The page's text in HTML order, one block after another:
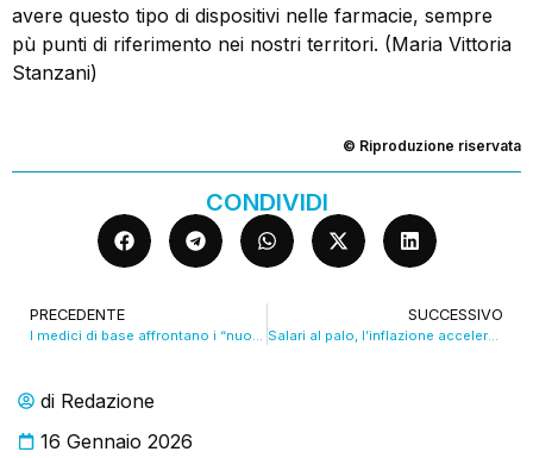
di Redazione
16 Gennaio 2026
avere questo tipo di dispositivi nelle farmacie, sempre
pù punti di riferimento nei nostri territori. (Maria Vittoria
Stanzani)
© Riproduzione riservata
CONDIVIDI
PRECEDENTE
I medici di base affrontano i “nuovi mali”: povertà, solitudine, violenza domestica VIDEO
SUCCESSIVO
Salari al palo, l’inflazione accelera: l’allarme dei sindacati. VIDEO